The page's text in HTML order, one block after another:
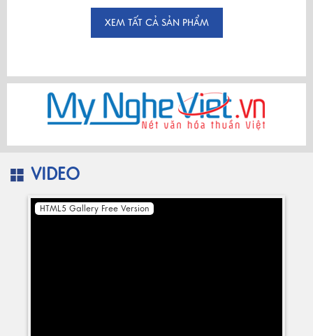
XEM TẤT CẢ SẢN PHẨM
VIDEO
HTML5 Gallery Free Version